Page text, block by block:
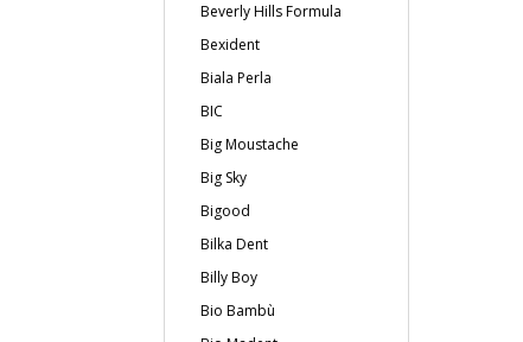
Beverly Hills Formula
Bexident
Biala Perla
BIC
Big Moustache
Big Sky
Bigood
Bilka Dent
Billy Boy
Bio Bambù